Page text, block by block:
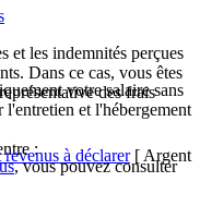
et les indemnités perçues
Dans ce cas, vous êtes
des frais
:
votre salaire sans
l'entretien et l'hébergement
, vous pouvez consulter
à déclarer[ Argent